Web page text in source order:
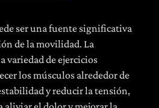
ser una fuente significativa
de la movilidad. La
variedad de ejercicios
los músculos alrededor de
y reducir la tensión,